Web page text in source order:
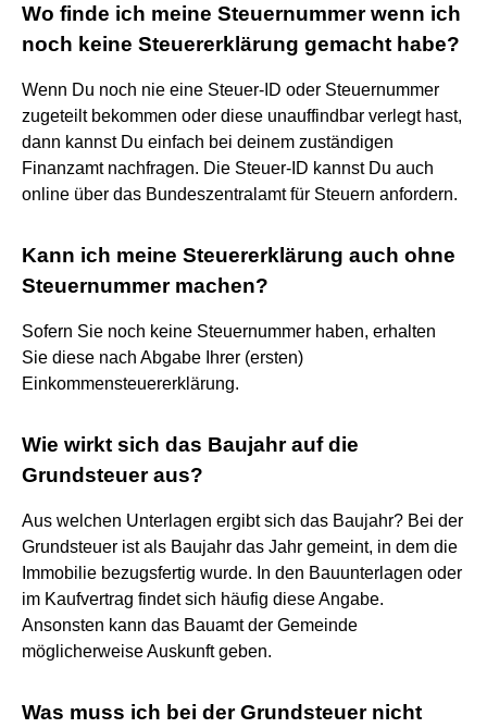
Wo finde ich meine Steuernummer wenn ich
noch keine Steuererklärung gemacht habe?
Wenn Du noch nie eine Steuer-ID oder Steuernummer
zugeteilt bekommen oder diese unauffindbar verlegt hast,
dann kannst Du einfach bei deinem zuständigen
Finanzamt nachfragen. Die Steuer-ID kannst Du auch
online über das Bundeszentralamt für Steuern anfordern.
Kann ich meine Steuererklärung auch ohne
Steuernummer machen?
Sofern Sie noch keine Steuernummer haben, erhalten
Sie diese nach Abgabe Ihrer (ersten)
Einkommensteuererklärung.
Wie wirkt sich das Baujahr auf die
Grundsteuer aus?
Aus welchen Unterlagen ergibt sich das Baujahr? Bei der
Grundsteuer ist als Baujahr das Jahr gemeint, in dem die
Immobilie bezugsfertig wurde. In den Bauunterlagen oder
im Kaufvertrag findet sich häufig diese Angabe.
Ansonsten kann das Bauamt der Gemeinde
möglicherweise Auskunft geben.
Was muss ich bei der Grundsteuer nicht